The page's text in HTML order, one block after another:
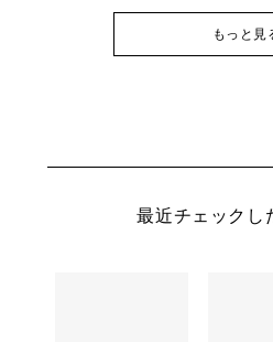
もっと見
最近チェックし